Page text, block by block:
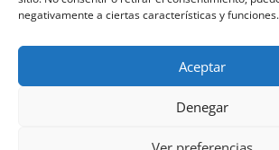
negativamente a ciertas características y funciones.
Aceptar
Denegar
Copyright © 2026. Todos los